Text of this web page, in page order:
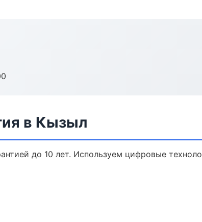
в Кызыл
до 10 лет. Используем цифровые